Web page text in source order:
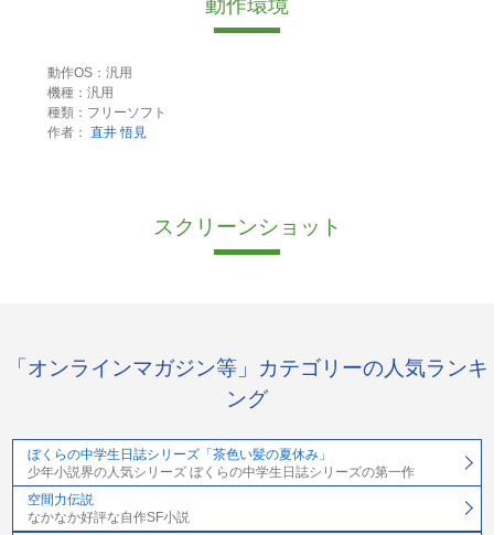
動作環境
動作OS：汎用
機種：汎用
種類：フリーソフト
作者： 直井 悟見
スクリーンショット
「オンラインマガジン等」カテゴリーの人気ランキ
ング
ぼくらの中学生日誌シリーズ「茶色い髪の夏休み」
少年小説界の人気シリーズ ぼくらの中学生日誌シリーズの第一作
空間力伝説
なかなか好評な自作SF小説